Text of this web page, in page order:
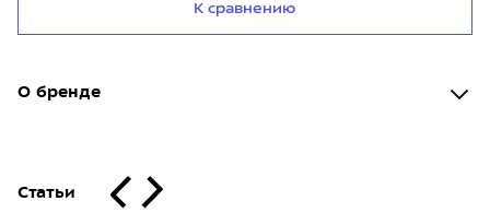
К сравнению
О бренде
Статьи